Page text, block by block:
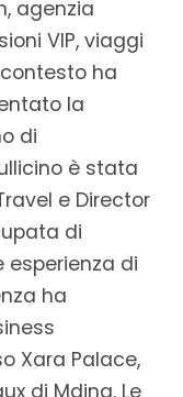
agenzia
VIP, viaggi
ha
la
di
è stata
e Director
di
esperienza di
ha
Xara Palace,
di Mdina. Le